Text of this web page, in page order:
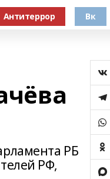
Антитеррор Вк
РБ
РФ,